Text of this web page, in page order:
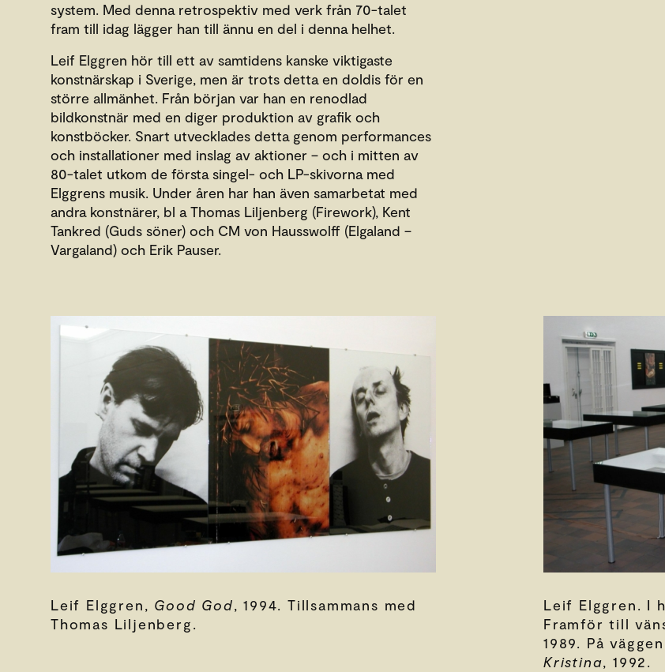
system. Med denna retrospektiv med verk från 70-talet
fram till idag lägger han till ännu en del i denna helhet.
Leif Elggren hör till ett av samtidens kanske viktigaste
konstnärskap i Sverige, men är trots detta en doldis för en
större allmänhet. Från början var han en renodlad
bildkonstnär med en diger produktion av grafik och
konstböcker. Snart utvecklades detta genom performances
och installationer med inslag av aktioner – och i mitten av
80-talet utkom de första singel- och LP-skivorna med
Elggrens musik. Under åren har han även samarbetat med
andra konstnärer, bl a Thomas Liljenberg (Firework), Kent
Tankred (Guds söner) och CM von Hausswolff (Elgaland –
Vargaland) och Erik Pauser.
Leif Elggren, Good God, 1994. Tillsammans med
Thomas Liljenberg.
Leif Elggren. I
Framför till
1989. På väggen
Kristina, 1992.